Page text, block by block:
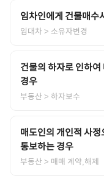
임차인에게 건물매수
임대차> 소유자변경
건물의 하자로 인하
경우
부동산 > 하자보수
매도인의 개인적 사
통보하는 경우
부동산 > 매매 계약,해제